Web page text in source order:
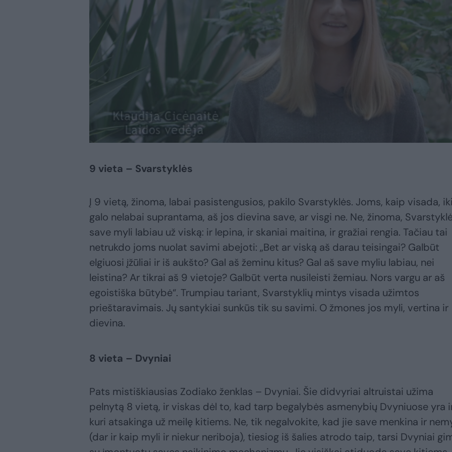
9 vieta – Svarstyklės
Į 9 vietą, žinoma, labai pasistengusios, pakilo Svarstyklės. Joms, kaip visada,
galo nelabai suprantama, aš jos dievina save, ar visgi ne. Ne, žinoma,
save myli labiau už viską: ir lepina, ir skaniai maitina, ir gražiai rengia. Tačiau tai
netrukdo joms nuolat savimi abejoti: „Bet ar viską aš darau teisingai? Galbūt
elgiuosi įžūliai ir iš aukšto? Gal aš žeminu kitus? Gal aš save myliu labiau, nei
leistina? Ar tikrai aš 9 vietoje? Galbūt verta nusileisti žemiau. Nors vargu ar aš
egoistiška būtybė“. Trumpiau tariant, Svarstyklių mintys visada užimtos
prieštaravimais. Jų santykiai sunkūs tik su savimi. O žmones jos myli, vertina ir
dievina.
8 vieta – Dvyniai
Pats mistiškiausias Zodiako ženklas – Dvyniai. Šie didvyriai altruistai užima
pelnytą 8 vietą, ir viskas dėl to, kad tarp begalybės asmenybių Dvyniuose yra
kuri atsakinga už meilę kitiems. Ne, tik negalvokite, kad jie save menkina ir
(dar ir kaip myli ir niekur neriboja), tiesiog iš šalies atrodo taip, tarsi Dvyniai